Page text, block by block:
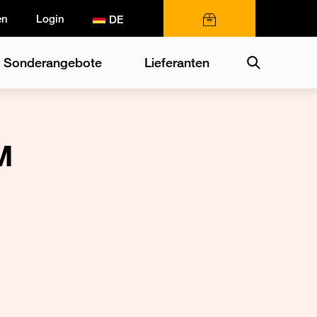
Sonderangebote Lieferanten Search
Login